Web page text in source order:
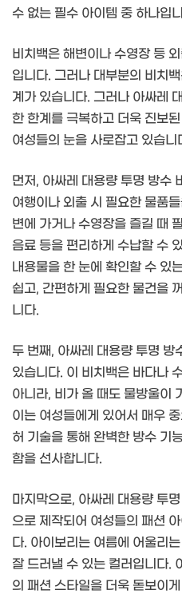
수 없는 필수 아이템 중 하나입
비치백은 해변이나 수영장 등
입니다. 그러나 대부분의 비치
계가 있습니다. 그러나 아싸레
한 한계를 극복하고 더욱 진보
여성들의 눈을 사로잡고 있습니
먼저, 아싸레 대용량 투명 방수
여행이나 외출 시 필요한 물품
변에 가거나 수영장을 즐길 때
음료 등을 편리하게 수납할 수
내용물을 한 눈에 확인할 수 있
쉽고, 간편하게 필요한 물건을
니다.
두 번째, 아싸레 대용량 투명 방
있습니다. 이 비치백은 바다나
아니라, 비가 올 때도 물방울이
이는 여성들에게 있어서 매우
허 기술을 통해 완벽한 방수 기
함을 선사합니다.
마지막으로, 아싸레 대용량 투
으로 제작되어 여성들의 패션
다. 아이보리는 여름에 어울리
잘 드러낼 수 있는 컬러입니다.
의 패션 스타일을 더욱 돋보이